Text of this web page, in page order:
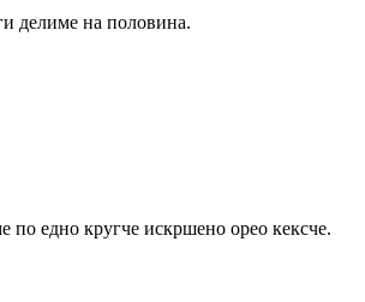
делиме на половина.
по едно кругче искршено орео кексче.